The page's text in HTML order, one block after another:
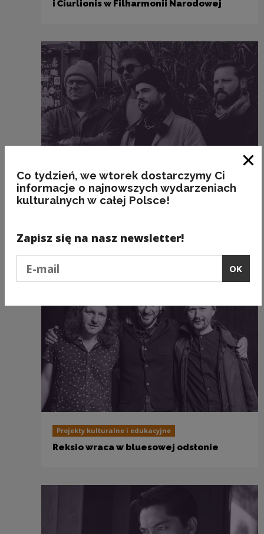
i Čiurlionis w Filharmonii Narodowej
Projekty kulturalne i edukacyjne
Projekty kulturalne i edukacyjne
Reksio wraca w bluesowej odsłonie
Co tydzień, we wtorek dostarczymy Ci
informacje o najnowszych wydarzeniach
kulturalnych w całej Polsce!
Zapisz się na nasz newsletter!
OK